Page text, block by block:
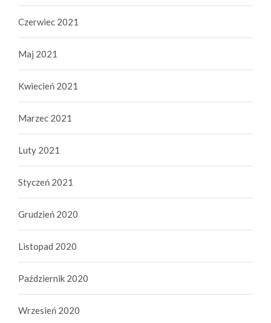
Czerwiec 2021
Maj 2021
Kwiecień 2021
Marzec 2021
Luty 2021
Styczeń 2021
Grudzień 2020
Listopad 2020
Październik 2020
Wrzesień 2020